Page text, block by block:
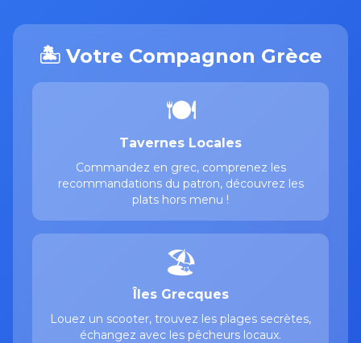
🏝️ Votre Compagnon Grèce
🍽️
Tavernes Locales
Commandez en grec, comprenez les
recommandations du patron, découvrez les
plats hors menu !
🏖️
Îles Grecques
Louez un scooter, trouvez les plages secrètes,
échangez avec les pêcheurs locaux.